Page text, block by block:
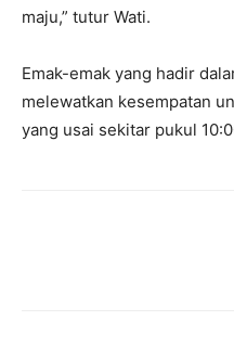
maju,” tutur Wati.
Emak-emak yang hadir
melewatkan kesempatan
yang usai sekitar pukul